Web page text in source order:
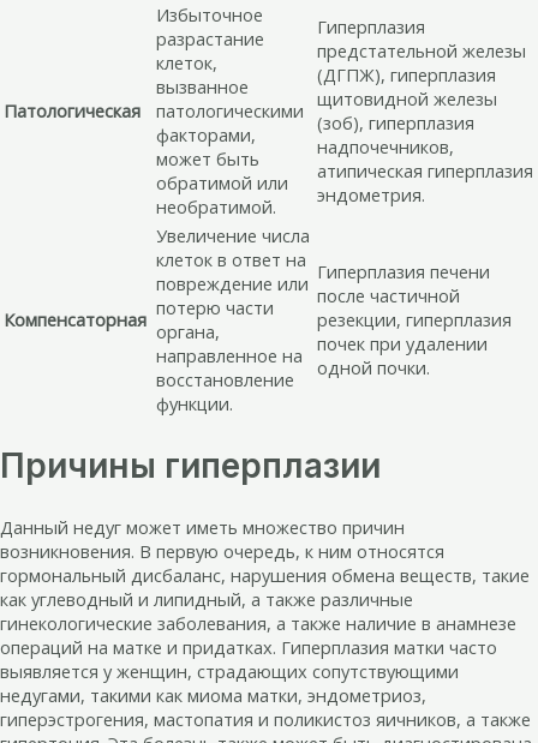
Патологическая
Избыточное
разрастание
клеток,
вызванное
патологическими
факторами,
может быть
обратимой или
необратимой.
Гиперплазия
предстательной железы
(ДГПЖ), гиперплазия
щитовидной железы
(зоб), гиперплазия
надпочечников,
атипическая гиперплазия
эндометрия.
Компенсаторная
Увеличение числа
клеток в ответ на
повреждение или
потерю части
органа,
направленное на
восстановление
функции.
Гиперплазия печени
после частичной
резекции, гиперплазия
почек при удалении
одной почки.
Причины гиперплазии
Данный недуг может иметь множество причин
возникновения. В первую очередь, к ним относятся
гормональный дисбаланс, нарушения обмена веществ, такие
как углеводный и липидный, а также различные
гинекологические заболевания, а также наличие в анамнезе
операций на матке и придатках. Гиперплазия матки часто
выявляется у женщин, страдающих сопутствующими
недугами, такими как миома матки, эндометриоз,
гиперэстрогения, мастопатия и поликистоз яичников, а также